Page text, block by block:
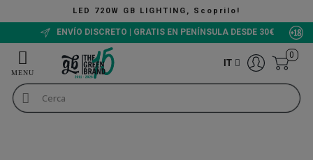
LED 720W GB LIGHTING, Scoprilo!
ENVÍO DISCRETO | GRATIS EN PENÍNSULA DESDE 30€
IT
0